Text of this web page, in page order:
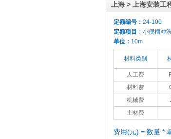
上海 > 上海安装工
定额编号： 24-100
定额项目： 小便槽冲
单位： 10m
材料类别
人工费
材料费
机械费
主材费
费用(元) = 数量 *